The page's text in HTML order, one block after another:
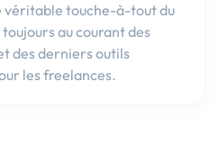
véritable touche-à-tout du
au courant des
des derniers outils
les freelances.